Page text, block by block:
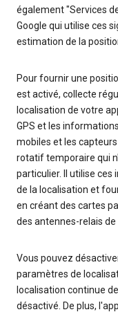
également "Services
Google qui utilise ces
estimation de la
Pour fournir une
est activé, collecte
localisation de votre
GPS et les
mobiles et les
rotatif temporaire qui
particulier. Il utilise
de la localisation et
en créant des cartes
des antennes-relais de
Vous pouvez
paramètres de
localisation continue
désactivé. De plus,